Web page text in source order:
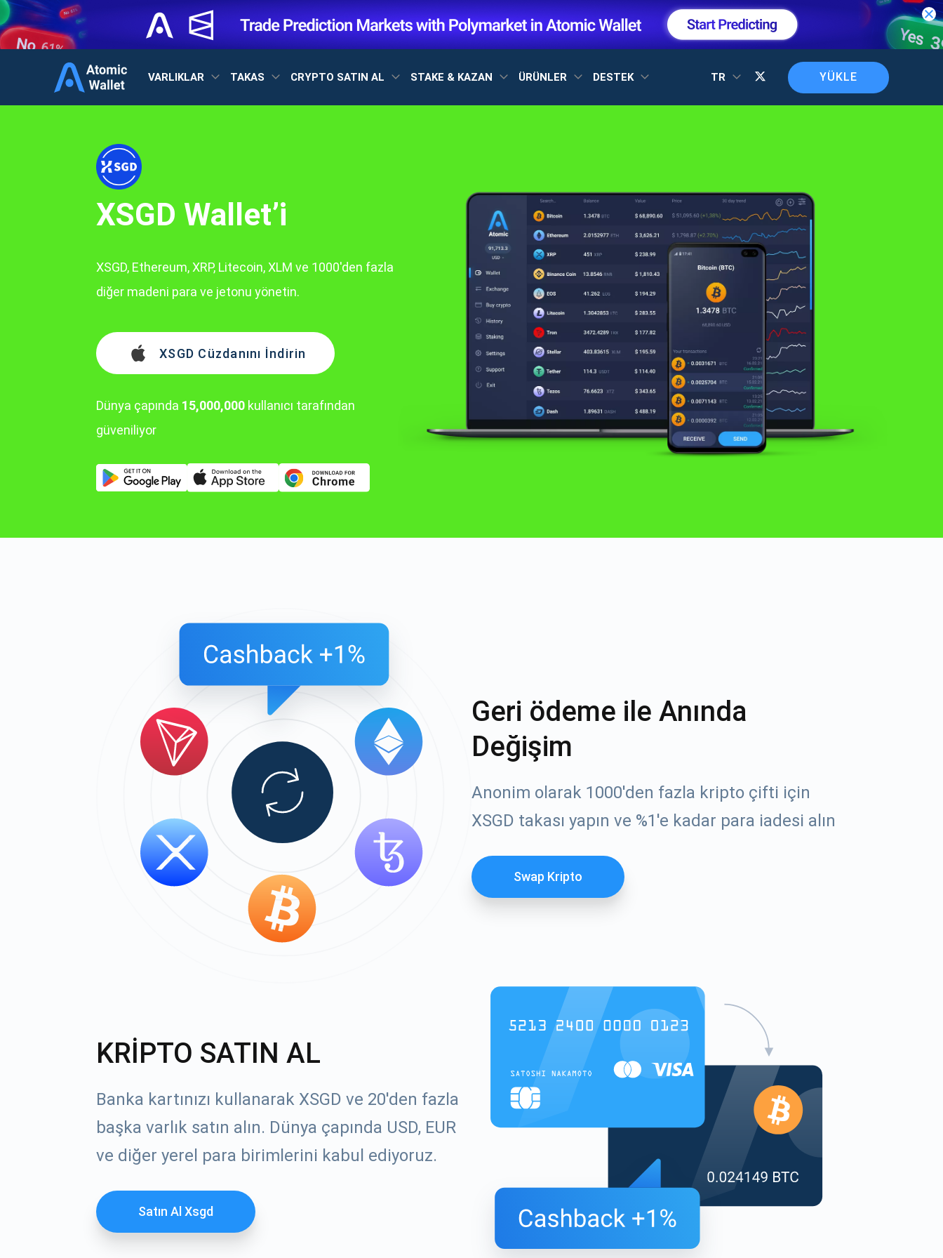
VARLIKLAR TAKAS CRYPTO SATIN AL STAKE & KAZAN ÜRÜNLER DESTEK TR YÜKLE
XSGD Wallet’i
XSGD, Ethereum, XRP, Litecoin, XLM ve 1000'den fazla
diğer madeni para ve jetonu yönetin.
XSGD Cüzdanını İndirin
Dünya çapında 15,000,000 kullanıcı tarafından
güveniliyor
Geri ödeme ile Anında
Değişim
Anonim olarak 1000'den fazla kripto çifti için
XSGD takası yapın ve %1'e kadar para iadesi alın
Swap Kripto
KRİPTO SATIN AL
Banka kartınızı kullanarak XSGD ve 20'den fazla
başka varlık satın alın. Dünya çapında USD, EUR
ve diğer yerel para birimlerini kabul ediyoruz.
Satın Al Xsgd